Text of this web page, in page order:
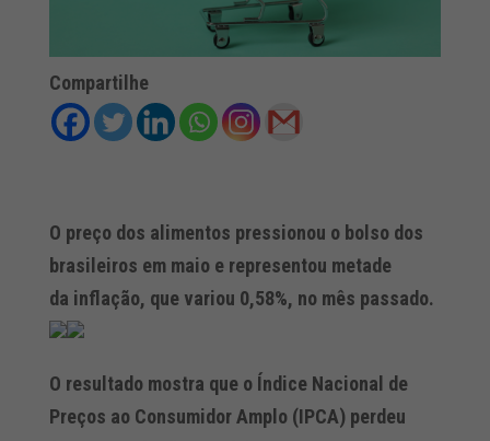
Compartilhe
O preço dos alimentos pressionou o bolso dos
brasileiros em maio e representou metade
da inflação, que variou 0,58%, no mês passado.
O resultado mostra que o Índice Nacional de
Preços ao Consumidor Amplo (IPCA) perdeu